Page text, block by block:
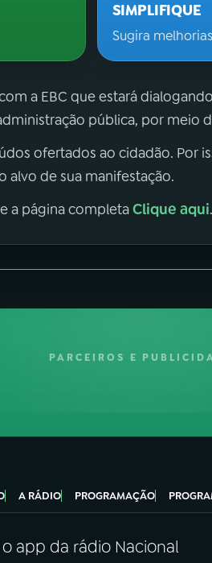
SIMPLIFIQUE
Sugira
a EBC que estará
pública, por meio
ofertados ao cidadão. Por
alvo de sua manifestação.
a página completaClique aqui.
PARCEIROS E
A RÁDIO PROGRAMAÇÃO
o app da rádio Nacional